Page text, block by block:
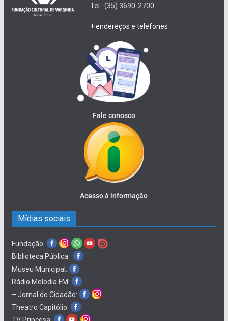
Tel.: (35) 3690-2700
+ endereços e telefones
Fale conosco
Acesso à informação
Mídias sociais
Fundação:
Biblioteca Pública:
Museu Municipal:
Rádio Melodia FM:
– Jornal do Cidadão:
Theatro Capitólio: